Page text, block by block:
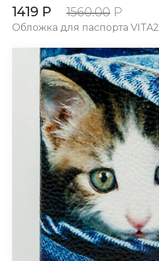
1419 Р 1560.00 Р
Обложка для паспорта VITA2